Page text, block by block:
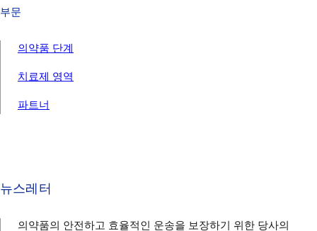
부문
의약품 단계
치료제 영역
파트너
뉴스레터
의약품의 안전하고 효율적인 운송을 보장하기 위한 당사의